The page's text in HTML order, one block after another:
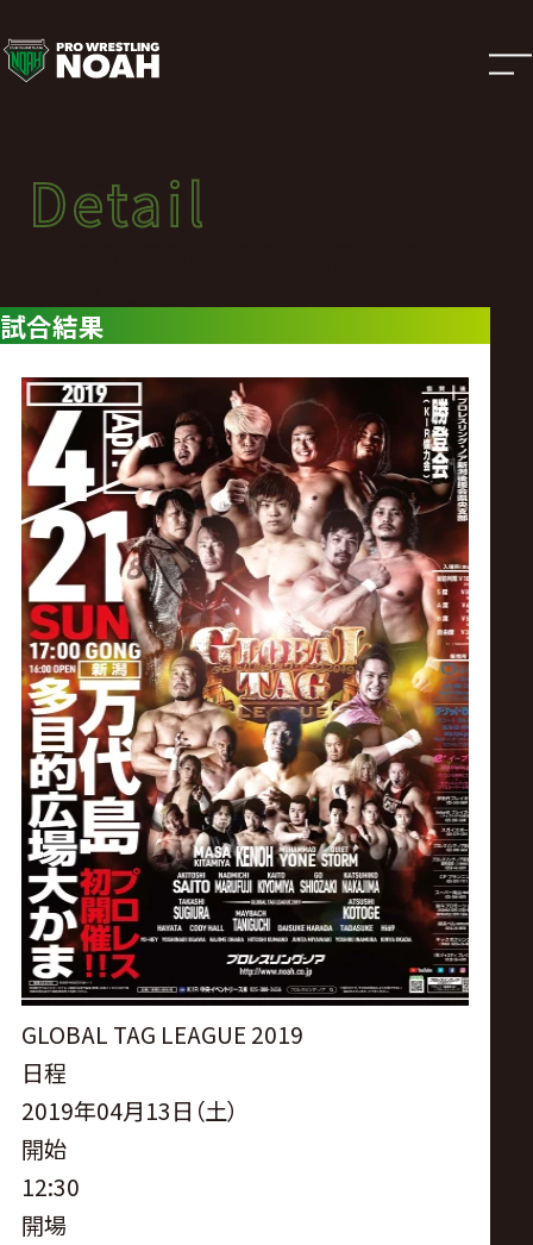
試
合
結
果
|
プ
ロ
レ
ス
リ
ン
グ・
ノ
ア
公
式
サ
イ
ト
Detail
試合結果
Detail
試合結果
GLOBAL TAG LEAGUE 2019
日程
2019年04月13日（土）
開始
12:30
開場